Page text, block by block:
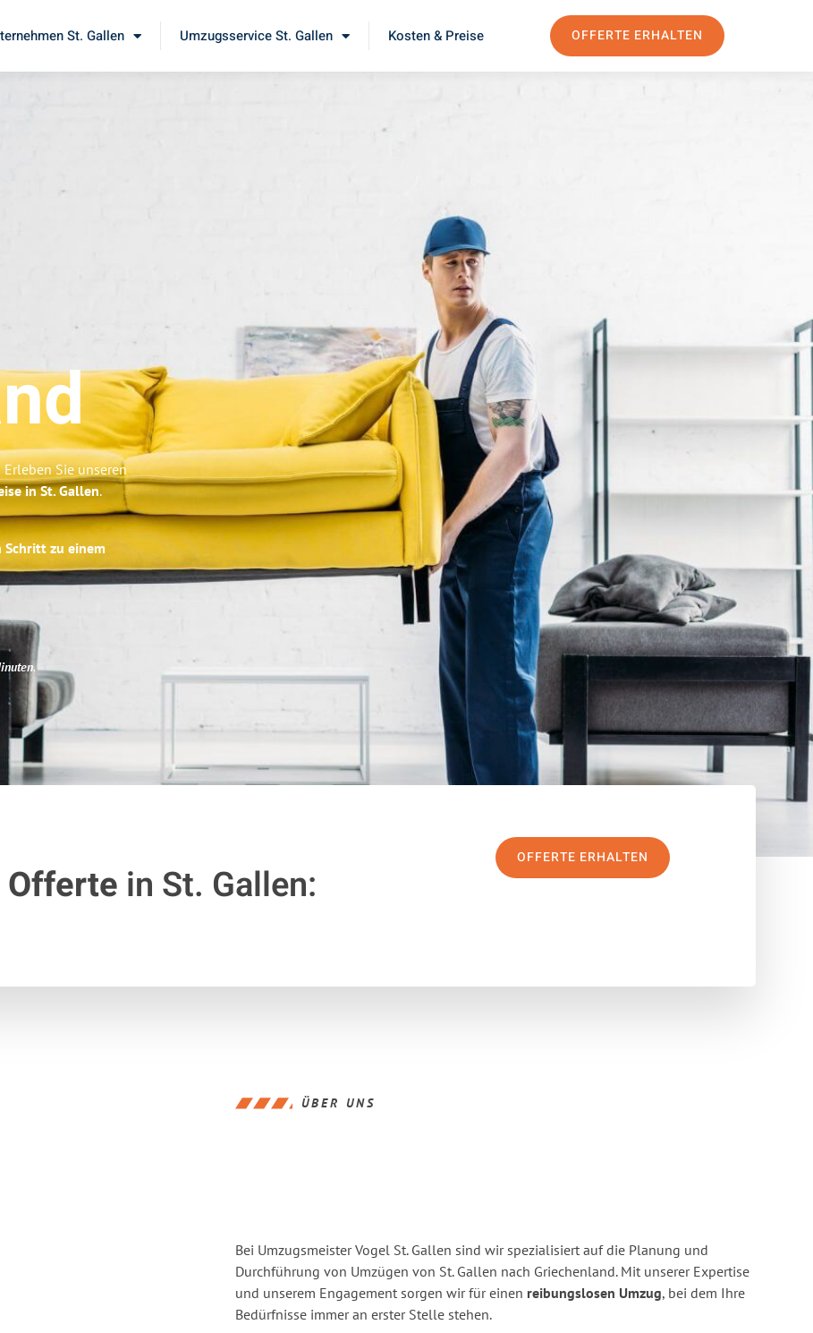
St. Gallen Umzugsservice St. Gallen Kosten & Preise OFFERTE ERHALTEN
Sie unseren
in St. Gallen.
zu einem
.
in St. Gallen:
OFFERTE ERHALTEN
ÜBER UNS
Bei Umzugsmeister Vogel St. Gallen sind wir spezialisiert auf die Planung und
Durchführung von Umzügen von St. Gallen nach Griechenland. Mit unserer Expertise
und unserem Engagement sorgen wir für einen reibungslosen Umzug, bei dem Ihre
Bedürfnisse immer an erster Stelle stehen.